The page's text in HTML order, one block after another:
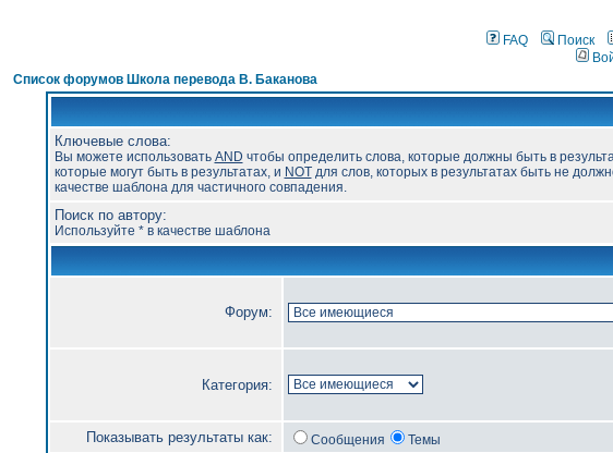
FAQ Поиск
Список форумов Школа перевода В. Баканова
Ключевые слова:
Вы можете использовать AND чтобы определить слова, которые должны быть в
которые могут быть в результатах, и NOTдля слов, которых в результатах быть не
качестве шаблона для частичного совпадения.
Поиск по автору:
Используйте * в качестве шаблона
Форум:
Категория:
Показывать результаты как: Сообщения Темы